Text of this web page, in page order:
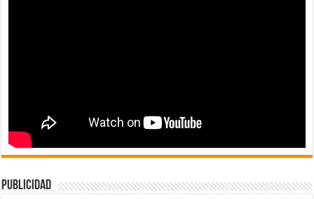
publicidad